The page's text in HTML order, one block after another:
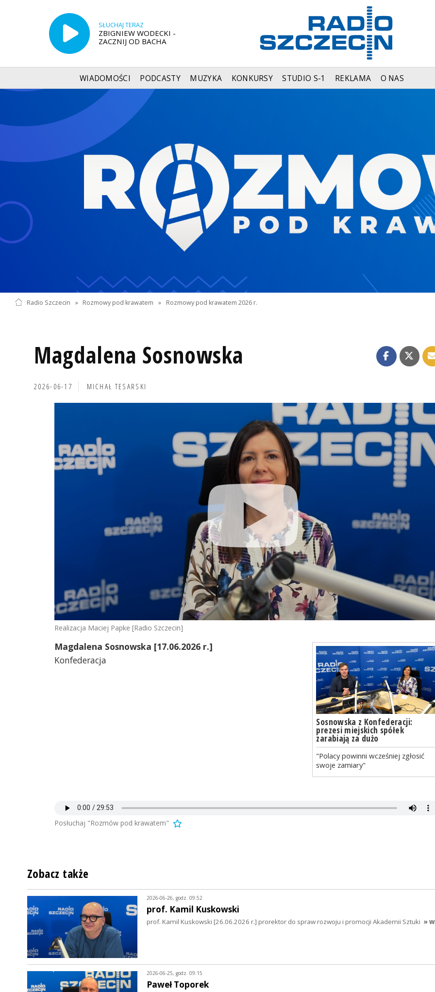
SŁUCHAJ TERAZ
ZBIGNIEW WODECKI -
ZACZNIJ OD BACHA
WIADOMOŚCI PODCASTY MUZYKA KONKURSY STUDIO S-1 REKLAMA O NAS
Radio Szczecin » Rozmowy pod krawatem » Rozmowy pod krawatem 2026 r.
Magdalena Sosnowska
2026-06-17 MICHAŁ TESARSKI
Realizacja Maciej Papke [Radio Szczecin]
Sosnowska z Konfederacji:
prezesi miejskich spółek
zarabiają za dużo
"Polacy powinni wcześniej zgłosić
swoje zamiary"
Magdalena Sosnowska [17.06.2026 r.]
Konfederacja
Posłuchaj "Rozmów pod krawatem"
Zobacz także
2026-06-26, godz. 09:52
prof. Kamil Kuskowski
prof. Kamil Kuskowski [26.06.2026 r.] prorektor do spraw rozwoju i promocji Akademii Sztuki »
2026-06-25, godz. 09:15
Paweł Toporek